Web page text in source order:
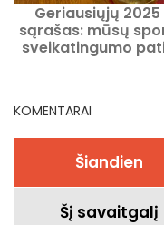
Geriausiųjų 2025
sąrašas: mūsų
sveikatingumo
KOMENTARAI
Šiandien
Šį savaitgalį